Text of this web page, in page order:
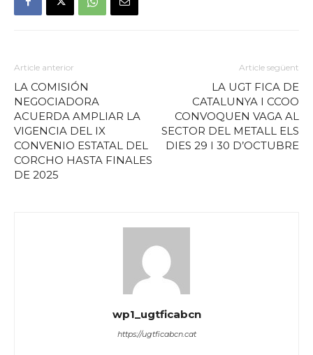
Article anterior
LA COMISIÓN
NEGOCIADORA
ACUERDA AMPLIAR LA
VIGENCIA DEL IX
CONVENIO ESTATAL DEL
CORCHO HASTA FINALES
DE 2025
Article següent
LA UGT FICA DE
CATALUNYA I CCOO
CONVOQUEN VAGA AL
SECTOR DEL METALL ELS
DIES 29 I 30 D’OCTUBRE
wp1_ugtficabcn
https://ugtficabcn.cat